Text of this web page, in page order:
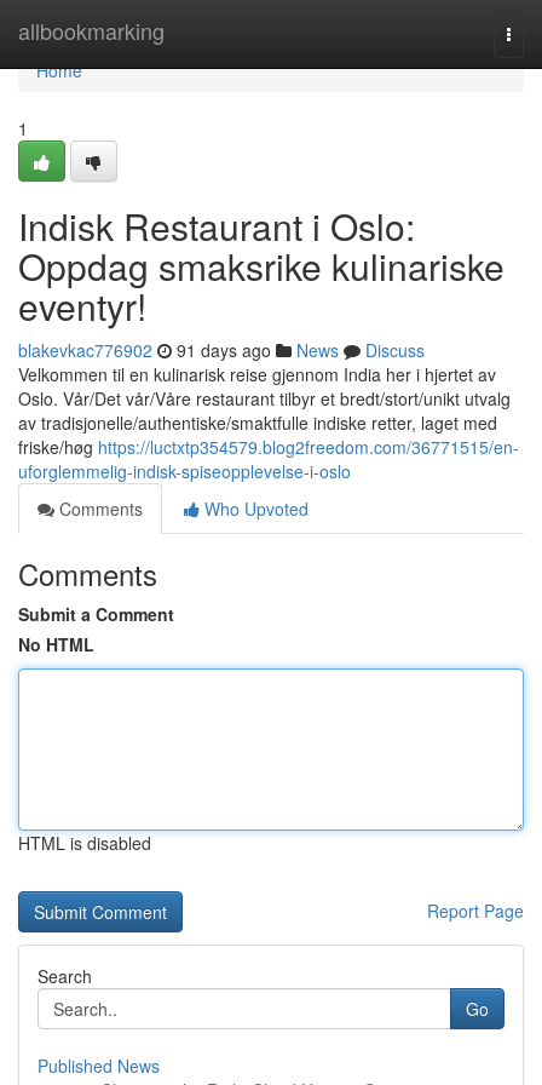
allbookmarking
Home
Home
1
Indisk Restaurant i Oslo:
Oppdag smaksrike kulinariske
eventyr!
blakevkac776902 91 days ago News
Discuss
Velkommen til en kulinarisk reise gjennom India her i hjertet av
Oslo. Vår/Det vår/Våre restaurant tilbyr et bredt/stort/unikt utvalg
av tradisjonelle/authentiske/smaktfulle indiske retter, laget med
friske/høg https://luctxtp354579.blog2freedom.com/36771515/en-
uforglemmelig-indisk-spiseopplevelse-i-oslo
Comments
Who Upvoted
Comments
Submit a Comment
No HTML
HTML is disabled
Report Page
Search
Go
Published News